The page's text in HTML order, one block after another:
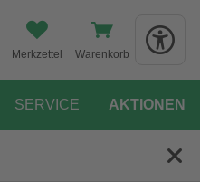
Merkzettel Warenkorb
SERVICE AKTIONEN